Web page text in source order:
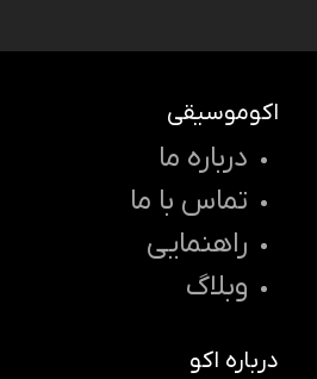
اکوموسیقی
درباره ما
تماس با ما
راهنمایی
وبلاگ
درباره اکو